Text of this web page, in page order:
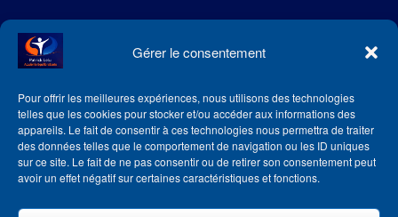
Gérer le consentement
Pour offrir les meilleures expériences, nous utilisons des technologies
telles que les cookies pour stocker et/ou accéder aux informations des
appareils. Le fait de consentir à ces technologies nous permettra de traiter
des données telles que le comportement de navigation ou les ID uniques
sur ce site. Le fait de ne pas consentir ou de retirer son consentement peut
avoir un effet négatif sur certaines caractéristiques et fonctions.
Suivez l’Académie EquilibreSante